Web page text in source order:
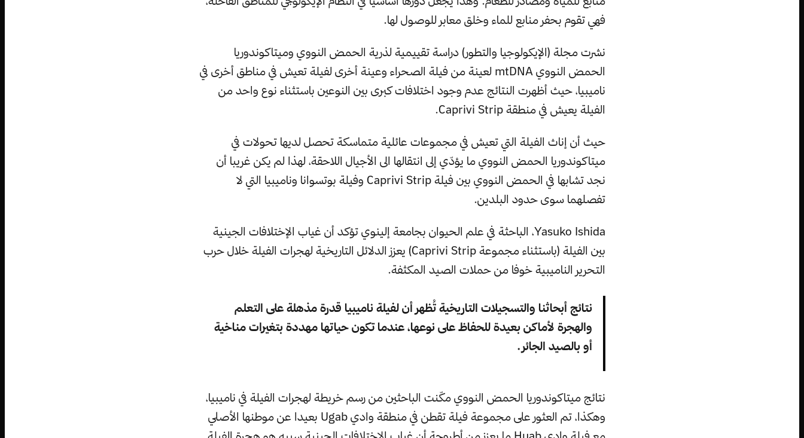
فهي تقوم بحفر منابع للماء وخلق معابر للوصول لها.
نشرت مجلة (الإيكولوجيا والتطور) دراسة تقييمية لذرية الحمض النووي وميتاكوندوريا
الحمض النووي mtDNA لعينة من فيلة الصحراء وعينة أخرى لفيلة تعيش في مناطق أخرى في
ناميبيا، حيث أظهرت النتائج عدم وجود اختلافات كبرى بين النوعين باستثناء نوع واحد من
الفيلة يعيش في منطقة Caprivi Strip.
حيث أن إناث الفيلة التي تعيش في مجموعات عائلية متماسكة تحصل لديها تحولات في
ميتاكوندوريا الحمض النووي ما يؤدّي إلى انتقالها الى الأجيال اللاحقة، لهذا لم يكن غريبا أن
نجد تشابها في الحمض النووي بين فيلة Caprivi Strip وفيلة بوتسوانا وناميبيا التي لا
تفصلهما سوى حدود البلدين.
Yasuko Ishida، الباحثة في علم الحيوان بجامعة إلينوي تؤكد أن غياب الإختلافات الجينية
بين الفيلة (باستثناء مجموعة Caprivi Strip) يعزز الدلائل التاريخية لهجرات الفيلة خلال حرب
التحرير الناميبية خوفا من حملات الصيد المكثفة.
نتائج أبحاثنا والتسجيلات التاريخية تُظهر أن لفيلة ناميبيا قدرة مذهلة على التعلم
والهجرة لأماكن بعيدة للحفاظ على نوعها، عندما تكون حياتها مهددة بتغيرات مناخية
أو بالصيد الجائر.
نتائج ميتاكوندوريا الحمض النووي مكّنت الباحثين من رسم خريطة لهجرات الفيلة في ناميبيا،
وهكذا، تم العثور على مجموعة فيلة تقطن في منطقة وادي Ugab بعيدا عن موطنها الأصلي